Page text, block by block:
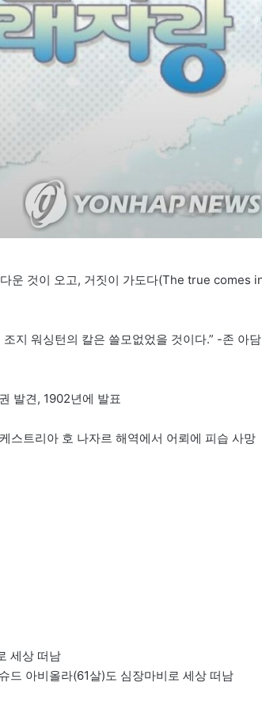
운 것이 오고, 거짓이 가도다(The true comes
지 워싱턴의 칼은 쓸모없었을 것이다.” -존 아담
발견, 1902년에 발표
스트리아 호 나자르 해역에서 어뢰에 피습 사망
세상 떠남
드 아비올라(61살)도 심장마비로 세상 떠남